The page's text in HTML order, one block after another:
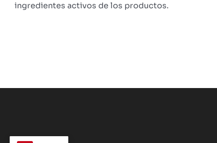
ingredientes activos de los productos.